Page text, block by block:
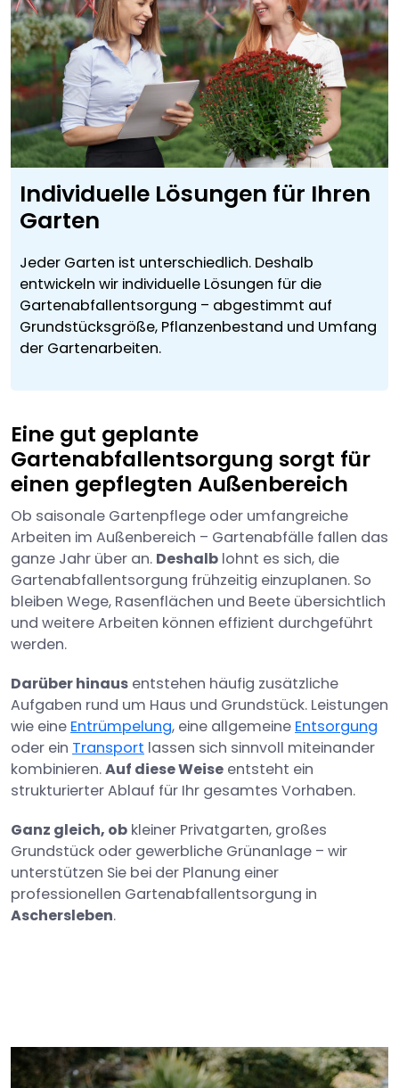
Individuelle Lösungen für Ihren
Garten
Jeder Garten ist unterschiedlich. Deshalb
entwickeln wir individuelle Lösungen für die
Gartenabfallentsorgung – abgestimmt auf
Grundstücksgröße, Pflanzenbestand und Umfang
der Gartenarbeiten.
Eine gut geplante
Gartenabfallentsorgung sorgt für
einen gepflegten Außenbereich
Ob saisonale Gartenpflege oder umfangreiche
Arbeiten im Außenbereich – Gartenabfälle fallen das
ganze Jahr über an. Deshalb lohnt es sich, die
Gartenabfallentsorgung frühzeitig einzuplanen. So
bleiben Wege, Rasenflächen und Beete übersichtlich
und weitere Arbeiten können effizient durchgeführt
werden.
Darüber hinaus entstehen häufig zusätzliche
Aufgaben rund um Haus und Grundstück. Leistungen
wie eine Entrümpelung, eine allgemeine Entsorgung
oder ein Transport lassen sich sinnvoll miteinander
kombinieren.Auf diese Weise entsteht ein
strukturierter Ablauf für Ihr gesamtes Vorhaben.
Ganz gleich, ob kleiner Privatgarten, großes
Grundstück oder gewerbliche Grünanlage – wir
unterstützen Sie bei der Planung einer
professionellen Gartenabfallentsorgung in
Aschersleben.